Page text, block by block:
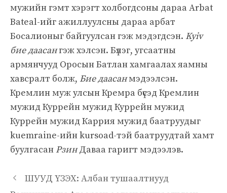
мужийн гэмт хэрэгт холбогдсоны дараа Arbat
Bateal-ийг ажиллуулсны дараа арбат
Босалионыг байгуулсан гэж мэдэгдсэн. Kyiv
бие даасангэж хэлсэн. Бүлэг, угсаатны
армянчууд Оросын Батлан ​​хамгаалах яамны
хавсралт болж, Бие даасанмэдээлсэн.
Кремлин муж улсын Кремра бүсэд Кремлин
мужид Куррейн мужид Куррейн мужид
Куррейн мужид Каррия мужид баатруудыг
kuemraine-ийн kursoad-тэй баатруудтай хамт
буулгасан РзинДаваа гаригт мэдээлэв.
ШУУД ҮЗЭХ: Албан тушаалтнууд